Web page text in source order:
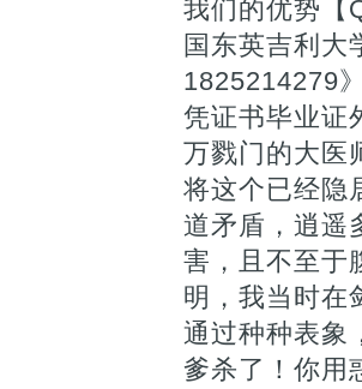
我们的优势【
国东英吉利大
1825214279
凭证书毕业证
万戮门的大医
将这个已经隐
道矛盾，逍遥
害，且不至于
明，我当时在
通过种种表象
爹杀了！你用